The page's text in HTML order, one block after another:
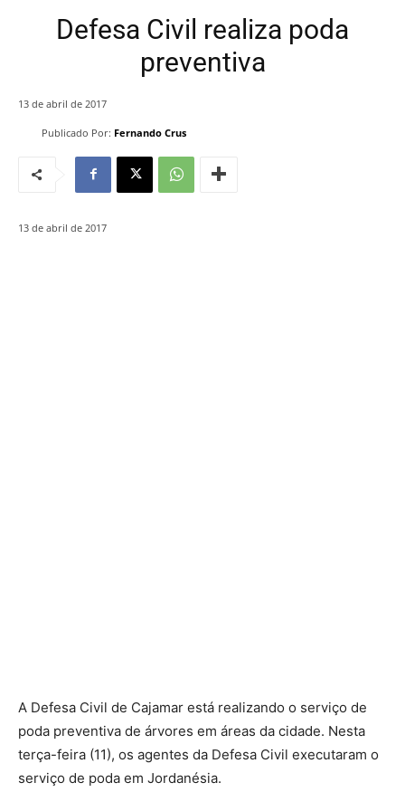
Defesa Civil realiza poda
preventiva
Publicado Por: Fernando Crus
13 de abril de 2017
13 de abril de 2017
A Defesa Civil de Cajamar está realizando o serviço de
poda preventiva de árvores em áreas da cidade. Nesta
terça-feira (11), os agentes da Defesa Civil executaram o
serviço de poda em Jordanésia.